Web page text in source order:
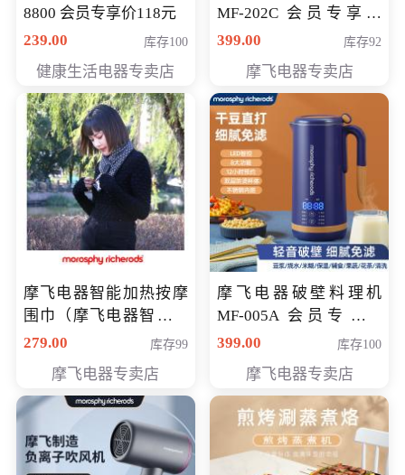
8800 会员专享价118元
239.00
库存100
健康生活电器专卖店
MF-202C 会员专享价
269元
399.00 库存92
摩飞电器专卖店
摩飞电器智能加热按摩
围巾（摩飞电器智能加
热按摩围脖） 会员专享
279.00 库存99
摩飞电器专卖店
摩飞电器破壁料理机
MF-005A 会员专享价
198元
399.00 库存100
摩飞电器专卖店